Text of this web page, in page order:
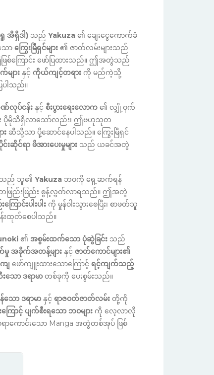
အိရှိဒါ)သည် Yakuza၏ ချေးငွေကောက်ခံ
ော ကြွေးမြီရှင်များ၏ ဇာတ်လမ်းများသည်
ြစ်ကြောင်း ဖော်ပြထားသည်။ ဤအတွဲသည်
များနှင့် ကိုယ်ကျင့်တရားကို မည်ကဲ့သို့
ပါသည်။
လုပ်ငန်းနှင့် စီးပွားရေးလောက၏ လျှို့ဝှက်
ာင်း ပိုမိုသိရှိလာသော်လည်း၊ ဤဗဟုသုတ
းဆီသို့သာ ပို့ဆောင်နေပါသည်။ ကြွေးမြီရှင်
းဆိုင်ရာ ဖိအားပေးမှုများသည် ယခင်အတွဲ
ည် သူ၏ Yakuzaဘဝကို ရှေ့ဆက်ရန်
ြည်းဖြည်း စွန့်လွှတ်လာရသည်။ ဤအတွဲ
ကြောင်းပါးပါးကို မှုန်ဝါးသွားစေပြီး၊ စာဖတ်သူ
းထုတ်စေပါသည်။
၏ အစွမ်းထက်သော ပုံဆွဲခြင်းသည်
မှု အခိုက်အတန့်များနှင့် ဇာတ်ကောင်များ၏
ျ ဖော်ကျူးထားသောကြောင့် ရင့်ကျက်သည့်
းသော ဒရာမာတစ်ခုကို ပေးစွမ်းသည်။
သော ဒရာမာနှင့် ရာဇဝတ်ဇာတ်လမ်းတို့ကို
ကြောင့် ပျက်စီးရသော ဘဝများကို လေ့လာလို
ကောင်းသော Manga အတွဲတစ်အုပ် ဖြစ်